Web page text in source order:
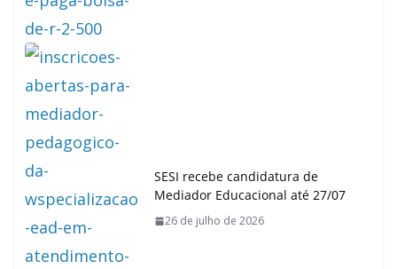
SESI recebe candidatura de
Mediador Educacional até 27/07
26 de julho de 2026